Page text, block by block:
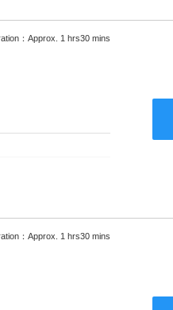
割引で10～20%off
：Approx. 1 hrs30 mins
割引で10～20%off
：Approx. 1 hrs30 mins